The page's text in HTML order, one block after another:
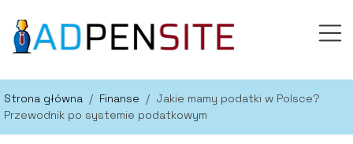
Strona główna / Finanse / Jakie mamy podatki w Polsce?
Przewodnik po systemie podatkowym